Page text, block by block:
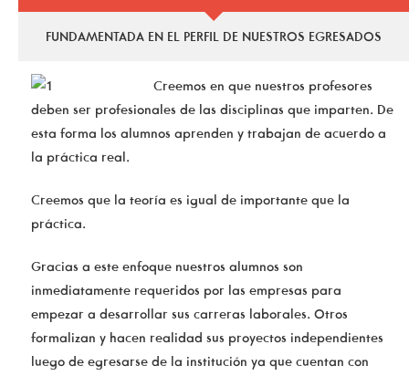
FUNDAMENTADA EN EL PERFIL DE NUESTROS EGRESADOS
Creemos en que nuestros profesores
deben ser profesionales de las disciplinas que imparten. De
esta forma los alumnos aprenden y trabajan de acuerdo a
la práctica real.
Creemos que la teoría es igual de importante que la
práctica.
Gracias a este enfoque nuestros alumnos son
inmediatamente requeridos por las empresas para
empezar a desarrollar sus carreras laborales. Otros
formalizan y hacen realidad sus proyectos independientes
luego de egresarse de la institución ya que cuentan con